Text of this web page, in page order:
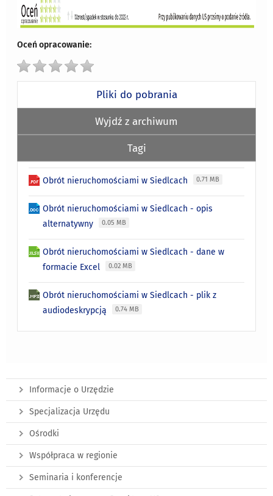
Oceń opracowanie:
Pliki do pobrania
Wyjdź z archiwum
Tagi
Obrót nieruchomościami w Siedlcach 0.71 MB
Obrót nieruchomościami w Siedlcach - opis
alternatywny
0.05 MB
Obrót nieruchomościami w Siedlcach - dane w
formacie Excel
0.02 MB
Obrót nieruchomościami w Siedlcach - plik z
audiodeskrypcją
0.74 MB
Informacje o Urzędzie
Specjalizacja Urzędu
Ośrodki
Współpraca w regionie
Seminaria i konferencje